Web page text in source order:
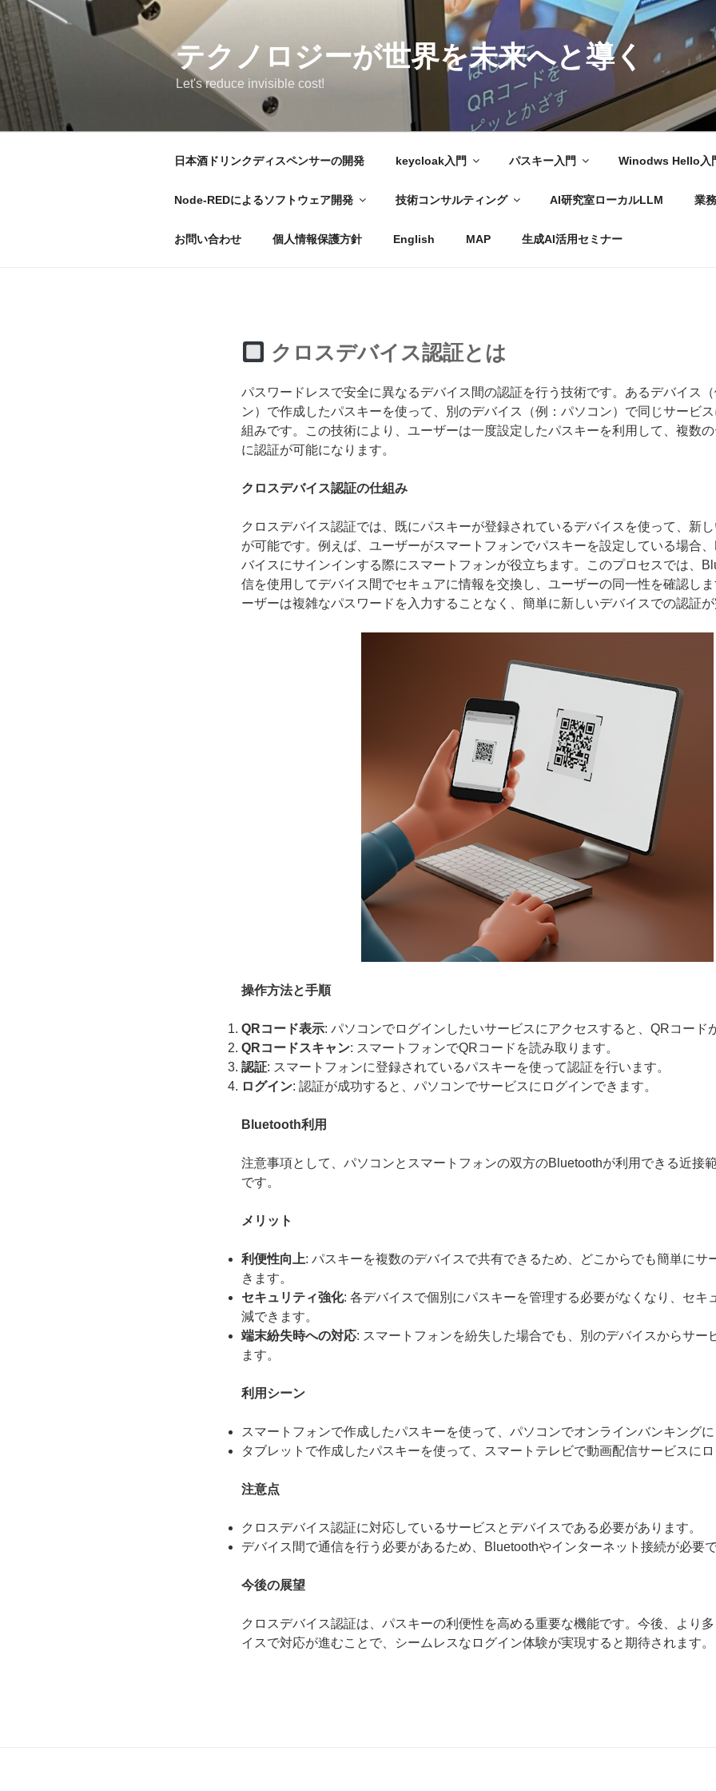
コ
ン
テ
ン
ツ
へ
ス
テクノロジーが世界を未来へと導く
Let's reduce invisible cost!
日本酒ドリンクディスペンサーの開発 keycloak入門 パスキー入門 Winodws Hello入
Node-REDによるソフトウェア開発 技術コンサルティング AI研究室ローカルLLM 業
お問い合わせ 個人情報保護方針 English MAP 生成AI活用セミナー
クロスデバイス認証とは
パスワードレスで安全に異なるデバイス間の認証を行う技術です。あるデバイス
ン）で作成したパスキーを使って、別のデバイス（例：パソコン）で同じサービ
組みです。この技術により、ユーザーは一度設定したパスキーを利用して、複数
に認証が可能になります。
クロスデバイス認証の仕組み
クロスデバイス認証では、既にパスキーが登録されているデバイスを使って、新
が可能です。例えば、ユーザーがスマートフォンでパスキーを設定している場合
バイスにサインインする際にスマートフォンが役立ちます。このプロセスでは、
信を使用してデバイス間でセキュアに情報を交換し、ユーザーの同一性を確認し
ーザーは複雑なパスワードを入力することなく、簡単に新しいデバイスでの認証が
操作方法と手順
QRコード表示: パソコンでログインしたいサービスにアクセスすると、QRコード
QRコードスキャン: スマートフォンでQRコードを読み取ります。
認証: スマートフォンに登録されているパスキーを使って認証を行います。
ログイン: 認証が成功すると、パソコンでサービスにログインできます。
Bluetooth利用
注意事項として、パソコンとスマートフォンの双方のBluetoothが利用できる近接
です。
メリット
利便性向上: パスキーを複数のデバイスで共有できるため、どこからでも簡単にサ
きます。
セキュリティ強化: 各デバイスで個別にパスキーを管理する必要がなくなり、セキ
減できます。
端末紛失時への対応: スマートフォンを紛失した場合でも、別のデバイスからサー
ます。
利用シーン
スマートフォンで作成したパスキーを使って、パソコンでオンラインバンキングに
タブレットで作成したパスキーを使って、スマートテレビで動画配信サービスにロ
注意点
クロスデバイス認証に対応しているサービスとデバイスである必要があります。
デバイス間で通信を行う必要があるため、Bluetoothやインターネット接続が必要で
今後の展望
クロスデバイス認証は、パスキーの利便性を高める重要な機能です。今後、より
イスで対応が進むことで、シームレスなログイン体験が実現すると期待されます。